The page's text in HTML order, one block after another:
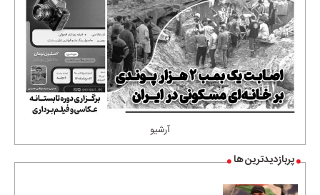
آرشیو
پربازدیدترین ها